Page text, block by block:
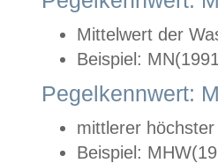
Mittelwert der
Beispiel:
Pegelkennwert:
mittlerer
Beispiel: